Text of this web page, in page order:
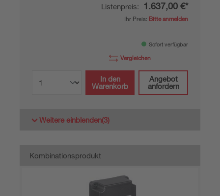
Listenpreis: 1.637,00 €*
Ihr Preis: Bitte anmelden
Sofort verfügbar
Vergleichen
In den
Warenkorb
Angebot
anfordern
Weitere einblenden(3)
Kombinationsprodukt